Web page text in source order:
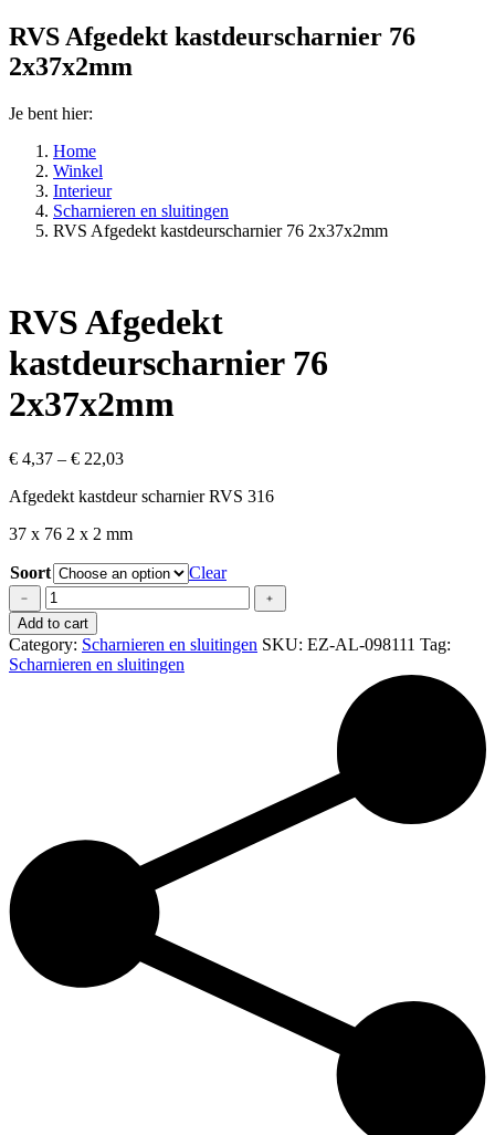
RVS Afgedekt kastdeurscharnier 76
2x37x2mm
Je bent hier:
Home
Winkel
Interieur
Scharnieren en sluitingen
RVS Afgedekt kastdeurscharnier 76 2x37x2mm
RVS Afgedekt
kastdeurscharnier 76
2x37x2mm
€ 4,37 – € 22,03
Afgedekt kastdeur scharnier RVS 316
37 x 76 2 x 2 mm
Soort
Clear
RVS
Afgedekt
kastdeurscharnier
76
2x37x2mm
﹣
﹢
Add to cart
Category: Scharnieren en sluitingen SKU: EZ-AL-098111 Tag:
Scharnieren en sluitingen